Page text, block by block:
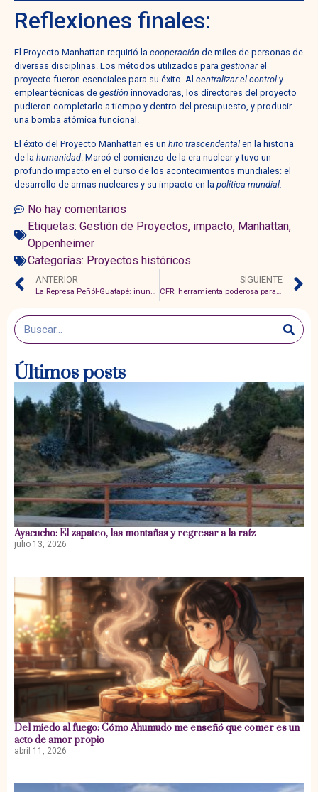
Reflexiones finales:
El Proyecto Manhattan requirió la cooperación de miles de personas de
diversas disciplinas. Los métodos utilizados para gestionarel
proyecto fueron esenciales para su éxito. Al centralizar el control y
emplear técnicas de gestión innovadoras, los directores del proyecto
pudieron completarlo a tiempo y dentro del presupuesto, y producir
una bomba atómica funcional.
El éxito del Proyecto Manhattan es un hito trascendental en la historia
de la humanidad . Marcó el comienzo de la era nuclear y tuvo un
profundo impacto en el curso de los acontecimientos mundiales: el
desarrollo de armas nucleares y su impacto en la política mundial.
No hay comentarios
Etiquetas: Gestión de Proyectos, impacto, Manhattan,
Oppenheimer
Categorías: Proyectos históricos
ANTERIOR
La Represa Peñól-Guatapé: inundación para garantizar electricidad para Medellín
SIGUIENTE
CFR: herramienta poderosa para la gestión del desempeño organizacional
Últimos posts
Ayacucho: El zapateo, las montañas y regresar a la raíz
julio 13, 2026
Del miedo al fuego: Cómo Ahumudo me enseñó que comer es un
acto de amor propio
abril 11, 2026